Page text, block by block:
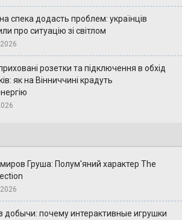
спека додасть проблем: українців
про ситуацію зі світлом
розетки та підключення в обхід
як на Вінниччині крадуть
Груша: Полум'яний характер The
добычи: почему интерактивные игрушки